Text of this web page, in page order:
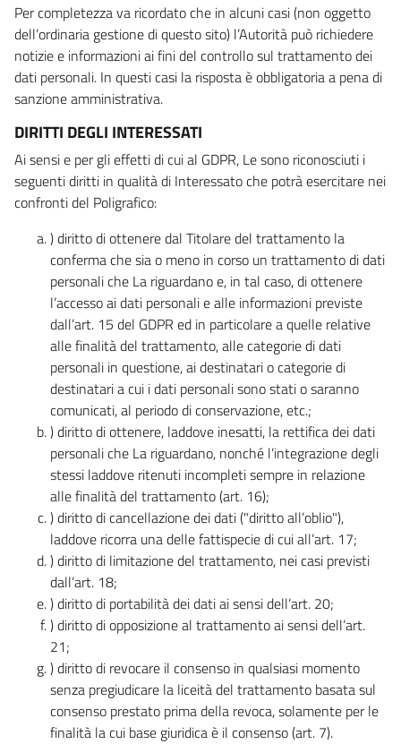
Per completezza va ricordato che in alcuni casi (non oggetto
dell’ordinaria gestione di questo sito) l’Autorità può richiedere
notizie e informazioni ai fini del controllo sul trattamento dei
dati personali. In questi casi la risposta è obbligatoria a pena di
sanzione amministrativa.
DIRITTI DEGLI INTERESSATI
Ai sensi e per gli effetti di cui al GDPR, Le sono riconosciuti i
seguenti diritti in qualità di Interessato che potrà esercitare nei
confronti del Poligrafico:
) diritto di ottenere dal Titolare del trattamento la
conferma che sia o meno in corso un trattamento di dati
personali che La riguardano e, in tal caso, di ottenere
l’accesso ai dati personali e alle informazioni previste
dall’art. 15 del GDPR ed in particolare a quelle relative
alle finalità del trattamento, alle categorie di dati
personali in questione, ai destinatari o categorie di
destinatari a cui i dati personali sono stati o saranno
comunicati, al periodo di conservazione, etc.;
) diritto di ottenere, laddove inesatti, la rettifica dei dati
personali che La riguardano, nonché l’integrazione degli
stessi laddove ritenuti incompleti sempre in relazione
alle finalità del trattamento (art. 16);
) diritto di cancellazione dei dati ("diritto all’oblio"),
laddove ricorra una delle fattispecie di cui all’art. 17;
) diritto di limitazione del trattamento, nei casi previsti
dall’art. 18;
) diritto di portabilità dei dati ai sensi dell’art. 20;
) diritto di opposizione al trattamento ai sensi dell’art.
21;
) diritto di revocare il consenso in qualsiasi momento
senza pregiudicare la liceità del trattamento basata sul
consenso prestato prima della revoca, solamente per le
finalità la cui base giuridica è il consenso (art. 7).